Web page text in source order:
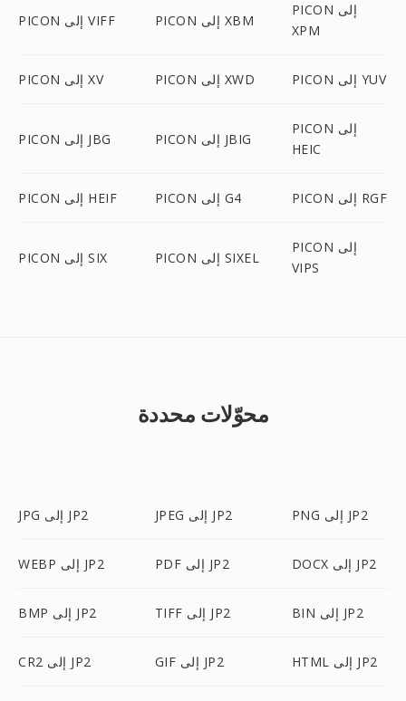
PICON إلى VIFF PICON إلى XBM
PICON إلى
XPM
PICON إلى XV PICON إلى XWD PICON إلى YUV
PICON إلى JBG PICON إلى JBIG
PICON إلى
HEIC
PICON إلى HEIF PICON إلى G4 PICON إلى RGF
PICON إلى SIX PICON إلى SIXEL
PICON إلى
VIPS
محوّلات محددة
JPG إلى JP2 JPEG إلى JP2 PNG إلى JP2
WEBP إلى JP2 PDF إلى JP2 DOCX إلى JP2
BMP إلى JP2 TIFF إلى JP2 BIN إلى JP2
CR2 إلى JP2 GIF إلى JP2 HTML إلى JP2